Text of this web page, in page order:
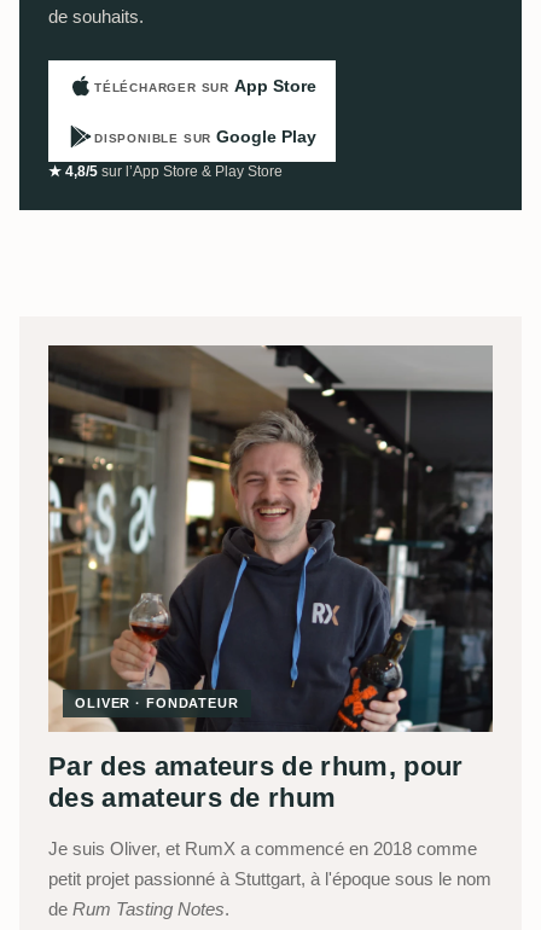
de souhaits.
TÉLÉCHARGER SUR App Store
DISPONIBLE SUR Google Play
★ 4,8/5 sur l’App Store & Play Store
OLIVER · FONDATEUR
Par des amateurs de rhum, pour
des amateurs de rhum
Je suis Oliver, et RumX a commencé en 2018 comme
petit projet passionné à Stuttgart, à l'époque sous le nom
de Rum Tasting Notes.